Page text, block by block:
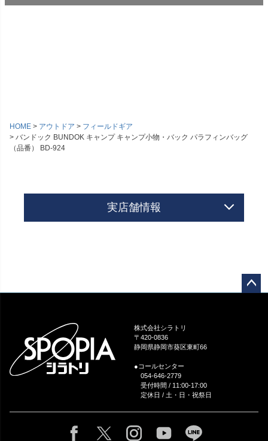
HOME アウトドア
フィールドギア
バンドック BUNDOK キャンプ キャンプ小物・バック パラフィンバッグ
（品番） BD-924
実店舗情報
株式会社シラトリ
〒420-0836
静岡県静岡市葵区東町66
●コールセンター
054-646-2779
受付時間 / 11:00-17:00
定休日 / 土・日・祝祭日